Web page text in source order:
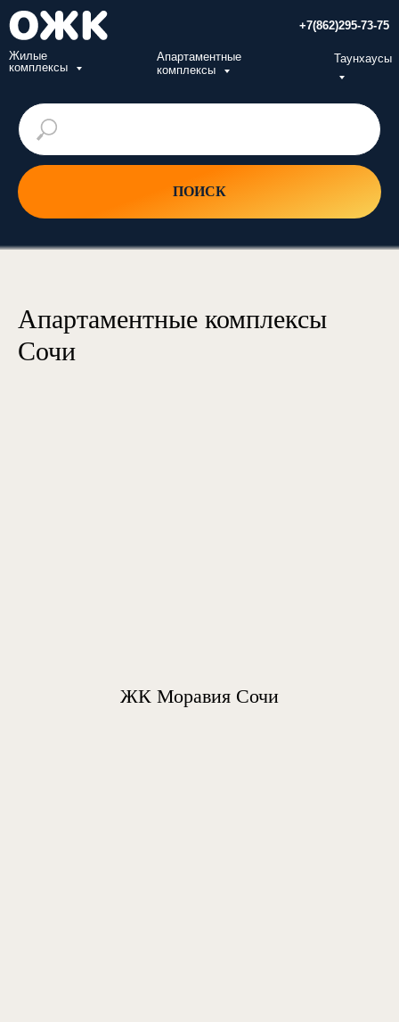
+7(862)295-73-75
Жилые
комплексы
Апартаментные
комплексы
Таунхаусы
ПОИСК
Апартаментные комплексы
Сочи
ЖК Моравия Сочи